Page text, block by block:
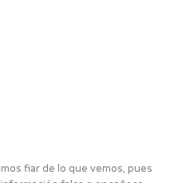
fiar de lo que vemos, pues